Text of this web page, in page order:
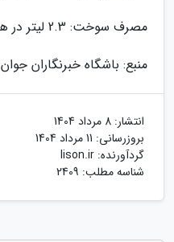
مصرف سوخت: 2.3 لیتر در هر صد کیلومتر
منبع: باشگاه خبرنگاران جوان
انتشار: 8 مرداد 1404
بروزرسانی: 11 مرداد 1404
گردآورنده: lison.ir
شناسه مطلب: 2409